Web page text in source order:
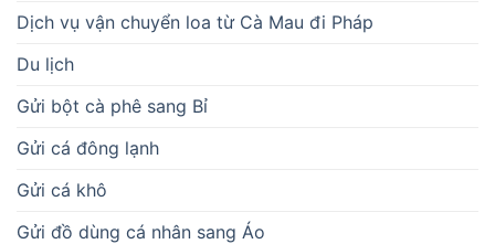
Dịch vụ vận chuyển loa từ Cà Mau đi Pháp
Du lịch
Gửi bột cà phê sang Bỉ
Gửi cá đông lạnh
Gửi cá khô
Gửi đồ dùng cá nhân sang Áo